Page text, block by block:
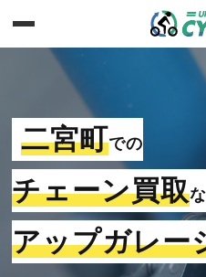
二宮町での
チェーン買取
アップガレー